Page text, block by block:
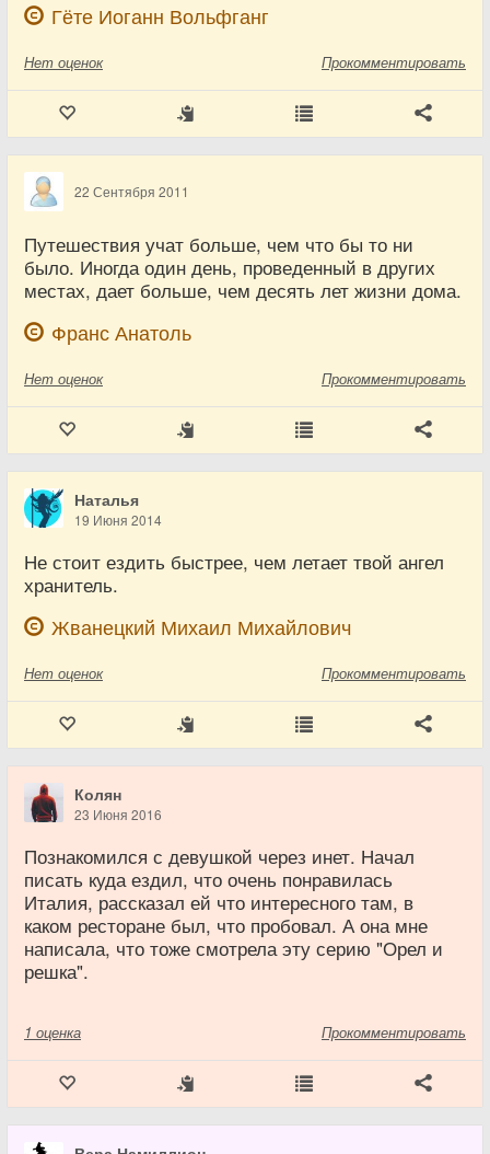
Гёте Иоганн Вольфганг
Нет оценок Прокомментировать
22 Сентября 2011
Путешествия учат больше, чем что бы то ни
было. Иногда один день, проведенный в других
местах, дает больше, чем десять лет жизни дома.
Франс Анатоль
Нет оценок Прокомментировать
Наталья
19 Июня 2014
Не стоит ездить быстрее, чем летает твой ангел
хранитель.
Жванецкий Михаил Михайлович
Нет оценок Прокомментировать
Колян
23 Июня 2016
Познакомился с девушкой через инет. Начал
писать куда ездил, что очень понравилась
Италия, рассказал ей что интересного там, в
каком ресторане был, что пробовал. А она мне
написала, что тоже смотрела эту серию "Орел и
решка".
1 оценка Прокомментировать